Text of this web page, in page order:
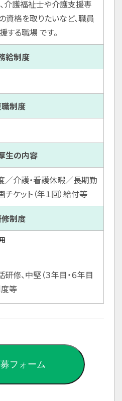
介護福祉士や介護支援専
資格を取りたいなど、職員
る職場 です。
給制度
制度
生の内容
／介護・看護休暇／長期勤
ケット（年１回）給付等
制度
修、中堅（３年目・６年目
等
フォーム